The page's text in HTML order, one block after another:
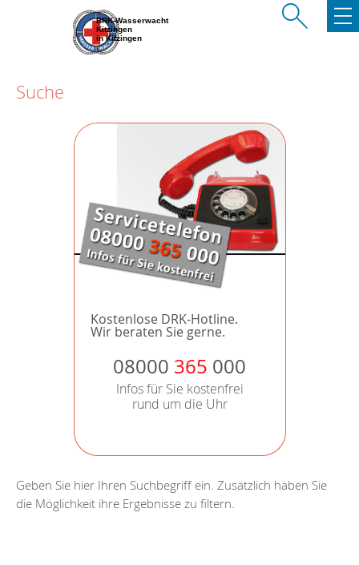
BRK-Wasserwacht
Kitzingen
in Kitzingen
Suche
Kostenlose DRK-Hotline.
Wir beraten Sie gerne.
08000 365 000
Infos für Sie kostenfrei
rund um die Uhr
Geben Sie hier Ihren Suchbegriff ein. Zusätzlich haben Sie
die Möglichkeit ihre Ergebnisse zu filtern.